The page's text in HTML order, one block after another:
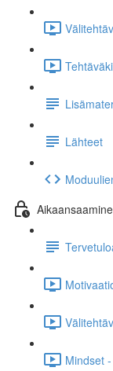
Lähteet
Mindset